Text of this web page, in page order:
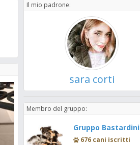
Il mio padrone:
sara corti
Membro del gruppo:
Gruppo Bastardini
676 cani iscritti